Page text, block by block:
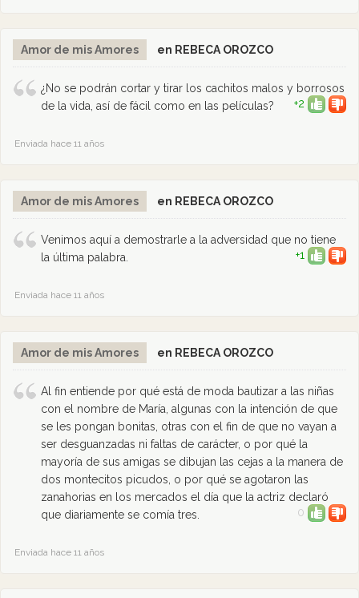
Amor de mis Amores en REBECA OROZCO
¿No se podrán cortar y tirar los cachitos malos y borrosos
de la vida, así de fácil como en las películas?
+2
Enviada hace 11 años
Amor de mis Amores en REBECA OROZCO
Venimos aquí a demostrarle a la adversidad que no tiene
la última palabra.
+1
Enviada hace 11 años
Amor de mis Amores en REBECA OROZCO
Al fin entiende por qué está de moda bautizar a las niñas
con el nombre de María, algunas con la intención de que
se les pongan bonitas, otras con el fin de que no vayan a
ser desguanzadas ni faltas de carácter, o por qué la
mayoría de sus amigas se dibujan las cejas a la manera de
dos montecitos picudos, o por qué se agotaron las
zanahorias en los mercados el día que la actriz declaró
que diariamente se comía tres.
0
Enviada hace 11 años